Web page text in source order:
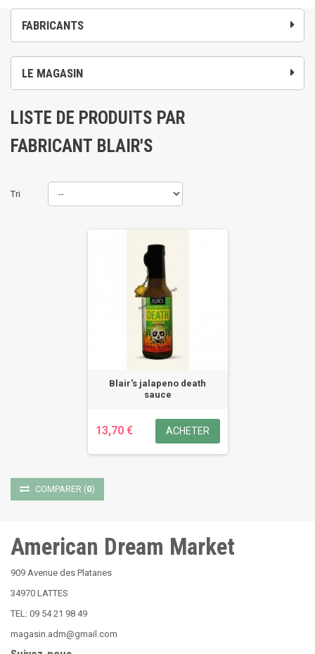
FABRICANTS
LE MAGASIN
LISTE DE PRODUITS PAR
FABRICANT BLAIR'S
Tri
Blair's jalapeno death
sauce
13,70 € ACHETER
COMPARER (0)
American Dream Market
909 Avenue des Platanes
34970 LATTES
TEL: 09 54 21 98 49
magasin.adm@gmail.com